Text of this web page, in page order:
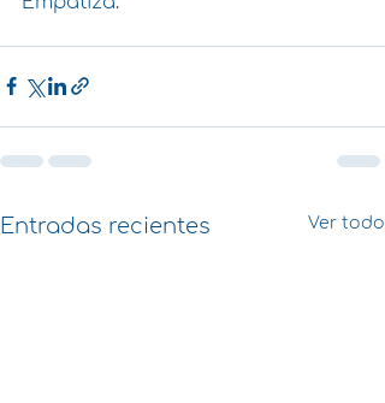
Entradas recientes Ver todo